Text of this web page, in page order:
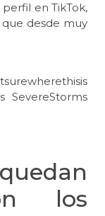
en TikTok,
desde muy
SevereStorms
los